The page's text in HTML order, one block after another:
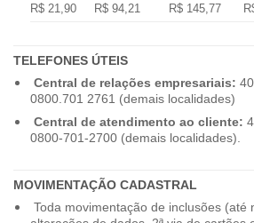
R$ 21,90
R$ 94,21 R$ 145,77
TELEFONES ÚTEIS
Central de relações empresariais:
0800.701 2761 (demais localidades)
Central de atendimento ao cliente:
0800-701-2700 (demais localidades).
MOVIMENTAÇÃO CADASTRAL
Toda movimentação de inclusões